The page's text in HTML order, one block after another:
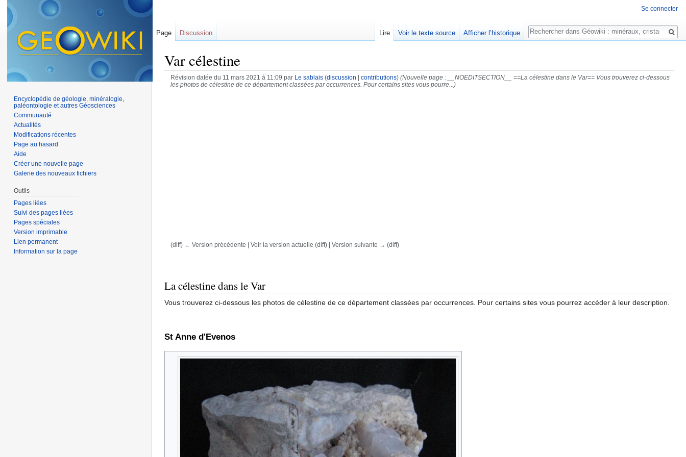
Var célestine
Révision datée du 11 mars 2021 à 11:09 par Le sablais (discussion contributions) (Nouvelle page : __NOEDITSECTION__ ==La célestine dans le Var== Vous trouverez ci-dessous
les photos de célestine de ce département classées par occurrences. Pour certains sites vous pourre...)
(diff) ← Version précédente | Voir la version actuelle (diff) | Version suivante → (diff)
La célestine dans le Var
Vous trouverez ci-dessous les photos de célestine de ce département classées par occurrences. Pour certains sites vous pourrez accéder à leur description.
St Anne d'Evenos
Se connecter
Page Discussion Lire Voir le texte source Afficher l’historique
Rechercher
Encyclopédie de géologie, minéralogie,
paléontologie et autres Géosciences
Communauté
Actualités
Modifications récentes
Page au hasard
Aide
Créer une nouvelle page
Galerie des nouveaux fichiers
Outils
Pages liées
Suivi des pages liées
Pages spéciales
Version imprimable
Lien permanent
Information sur la page